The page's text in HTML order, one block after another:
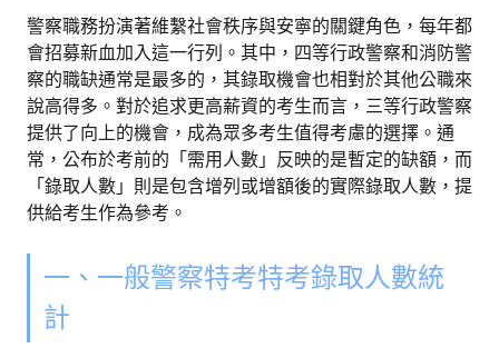
警察職務扮演著維繫社會秩序與安寧的關鍵角色，每年都
會招募新血加入這一行列。其中，四等行政警察和消防警
察的職缺通常是最多的，其錄取機會也相對於其他公職來
說高得多。對於追求更高薪資的考生而言，三等行政警察
提供了向上的機會，成為眾多考生值得考慮的選擇。通
常，公布於考前的「需用人數」反映的是暫定的缺額，而
「錄取人數」則是包含增列或增額後的實際錄取人數，提
供給考生作為參考。
一、一般警察特考特考錄取人數統
計